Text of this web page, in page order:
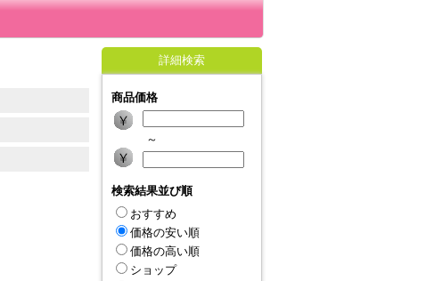
詳細検索
商品価格
～
検索結果並び順
おすすめ
価格の安い順
価格の高い順
ショップ